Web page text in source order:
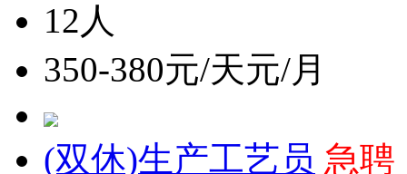
12人
350-380元/天元/月
(双休)生产工艺员 急聘